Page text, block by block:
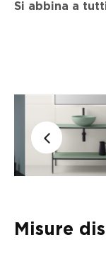
Si abbina a
Misure